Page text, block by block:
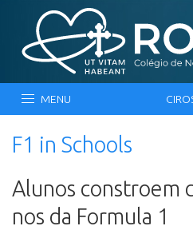
MENU
F1 in Schools
Alunos constroem
nos da Formula 1